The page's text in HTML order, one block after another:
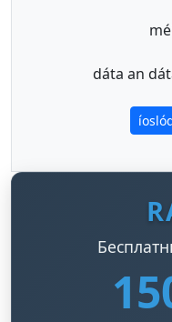
dáta an